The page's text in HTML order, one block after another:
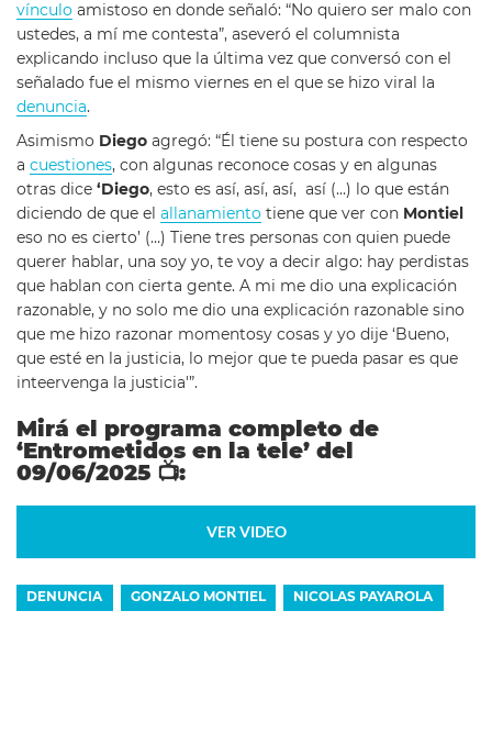
vínculo amistoso en donde señaló: “No quiero ser malo con
ustedes, a mí me contesta”, aseveró el columnista
explicando incluso que la última vez que conversó con el
señalado fue el mismo viernes en el que se hizo viral la
denuncia.
Asimismo Diego agregó: “Él tiene su postura con respecto
a cuestiones, con algunas reconoce cosas y en algunas
otras dice ‘Diego, esto es así, así, así, así (…) lo que están
diciendo de que el allanamiento tiene que ver con Montiel
eso no es cierto’ (…) Tiene tres personas con quien puede
querer hablar, una soy yo, te voy a decir algo: hay perdistas
que hablan con cierta gente. A mi me dio una explicación
razonable, y no solo me dio una explicación razonable sino
que me hizo razonar momentosy cosas y yo dije ‘Bueno,
que esté en la justicia, lo mejor que te pueda pasar es que
inteervenga la justicia'”.
Mirá el programa completo de
‘Entrometidos en la tele’ del
09/06/2025 📺:
VER VIDEO
DENUNCIA GONZALO MONTIEL NICOLAS PAYAROLA